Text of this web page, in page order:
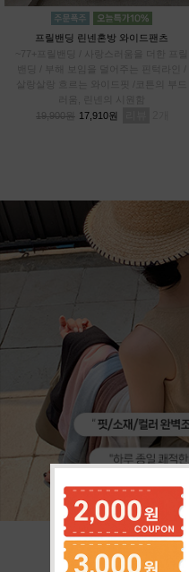
프릴밴딩 린넨혼방 와이드팬츠
~77+프릴밴딩 / 사랑스러움을 더한 프릴
밴딩 / 부해 보임을 덜어주는 핀턱라인 /
러움, 린넨의 시원함
19,900원 17,910원